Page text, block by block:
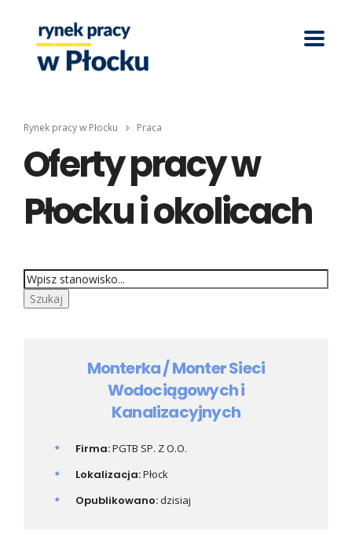
Rynek pracy w Płocku Praca
Oferty pracy w
Płocku i okolicach
Monterka / Monter Sieci
Wodociągowych i
Kanalizacyjnych
Firma:PGTB SP. Z O.O.
Lokalizacja:Płock
Opublikowano:dzisiaj